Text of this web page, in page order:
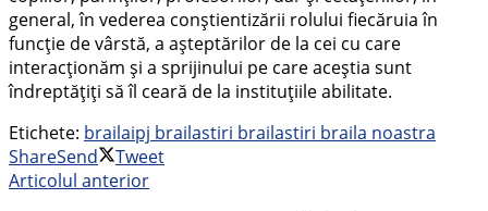
general, în vederea conștientizării rolului fiecăruia în
funcție de vârstă, a așteptărilor de la cei cu care
interacționăm și a sprijinului pe care aceștia sunt
îndreptățiți să îl ceară de la instituțiile abilitate.
Etichete: brailaipj brailastiri brailastiri braila noastra
ShareSend
Tweet
Articolul anterior